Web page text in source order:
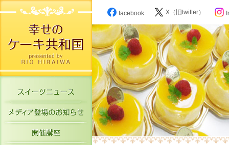
スイーツニュース
メディア登場のお知らせ
開催講座
facebook X（旧twitter）